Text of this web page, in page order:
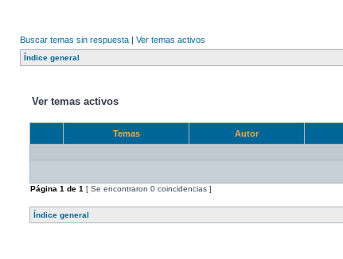
Buscar temas sin respuesta | Ver temas activos
Índice general
Ver temas activos
Temas Autor
Página 1 de 1 [ Se encontraron 0 coincidencias ]
Índice general